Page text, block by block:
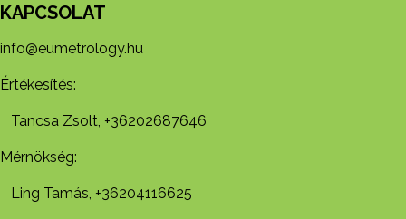
KAPCSOLAT
info@eumetrology.hu
Értékesítés:
Tancsa Zsolt, +36202687646
Mérnökség:
Ling Tamás, +36204116625